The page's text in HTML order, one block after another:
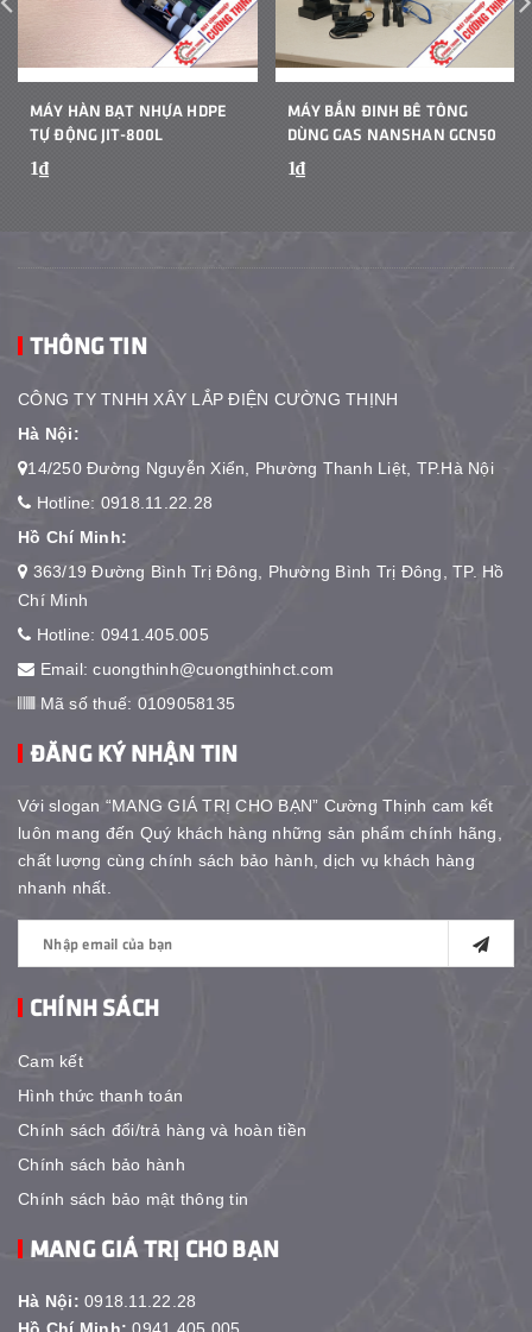
MÁY HÀN BẠT NHỰA HDPE
TỰ ĐỘNG JIT-800L
1₫
MÁY BẮN ĐINH BÊ TÔNG
DÙNG GAS NANSHAN GCN50
1₫
THÔNG TIN
CÔNG TY TNHH XÂY LẮP ĐIỆN CƯỜNG THỊNH
Hà Nội:
14/250 Đường Nguyễn Xiển, Phường Thanh Liệt, TP.Hà Nội
Hotline: 0918.11.22.28
Hồ Chí Minh:
363/19 Đường Bình Trị Đông, Phường Bình Trị Đông, TP. Hồ
Chí Minh
Hotline: 0941.405.005
Email:cuongthinh@cuongthinhct.com
Mã số thuế: 0109058135
ĐĂNG KÝ NHẬN TIN
Với slogan “MANG GIÁ TRỊ CHO BẠN” Cường Thịnh cam kết
luôn mang đến Quý khách hàng những sản phẩm chính hãng,
chất lượng cùng chính sách bảo hành, dịch vụ khách hàng
nhanh nhất.
CHÍNH SÁCH
Cam kết
Hình thức thanh toán
Chính sách đổi/trả hàng và hoàn tiền
Chính sách bảo hành
Chính sách bảo mật thông tin
MANG GIÁ TRỊ CHO BẠN
Hà Nội: 0918.11.22.28